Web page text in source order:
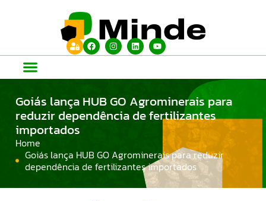
Goiás lança HUB GO Agrominerais para
reduzir dependência de fertilizantes
importados
Home
Goiás lança HUB GO Agrominerais para reduzir
dependência de fertilizantes importados